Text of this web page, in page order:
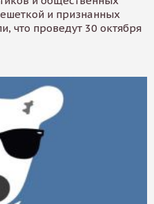
и признанных
что проведут 30 октября